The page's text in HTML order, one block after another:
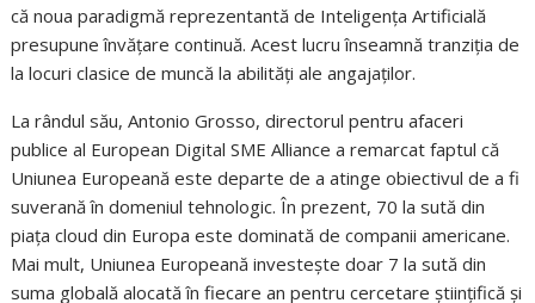
că noua paradigmă reprezentantă de Inteligența Artificială
presupune învățare continuă. Acest lucru înseamnă tranziția de
la locuri clasice de muncă la abilități ale angajaților.
La rândul său, Antonio Grosso, directorul pentru afaceri
publice al European Digital SME Alliance a remarcat faptul că
Uniunea Europeană este departe de a atinge obiectivul de a fi
suverană în domeniul tehnologic. În prezent, 70 la sută din
piața cloud din Europa este dominată de companii americane.
Mai mult, Uniunea Europeană investește doar 7 la sută din
suma globală alocată în fiecare an pentru cercetare științifică și